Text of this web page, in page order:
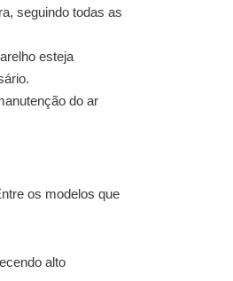
seguindo todas as
esteja
do ar
os modelos que
alto